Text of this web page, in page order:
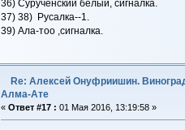
36) Сурученский белый, сигналка.
37) 38) Русалка--1.
39) Ала-тоо ,сигналка.
Re: Алексей Онуфриишин.
Алма-Ате
« Ответ #17 : 01 Мая 2016, 13:19:58 »